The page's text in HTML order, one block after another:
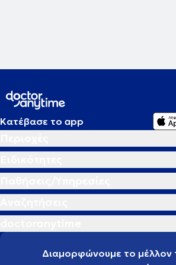
Κατέβασε το app
Διαμορφώνουμε το μέλλον